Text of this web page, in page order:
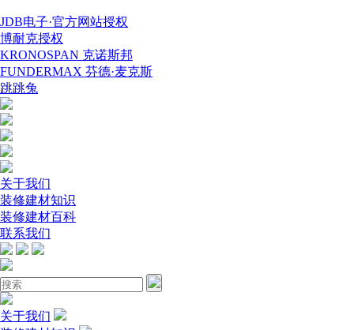
JDB电子·官方网站授权
博耐克授权
KRONOSPAN 克诺斯邦
FUNDERMAX 芬德·麦克斯
跳跳兔
关于我们
装修建材知识
装修建材百科
联系我们
关于我们